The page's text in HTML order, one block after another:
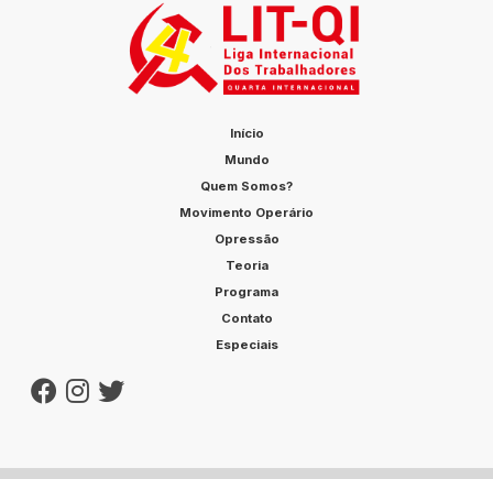
Início
Mundo
Quem Somos?
Movimento Operário
Opressão
Teoria
Programa
Contato
Especiais